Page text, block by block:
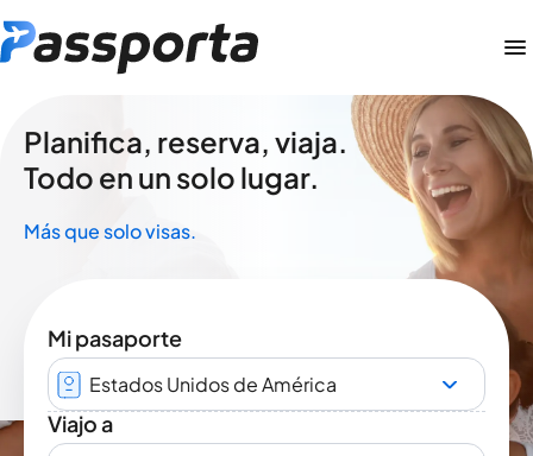
Planifica, reserva, viaja.
Todo en un solo lugar.
Más que solo visas.
Mi pasaporte
Estados Unidos de América
Viajo a